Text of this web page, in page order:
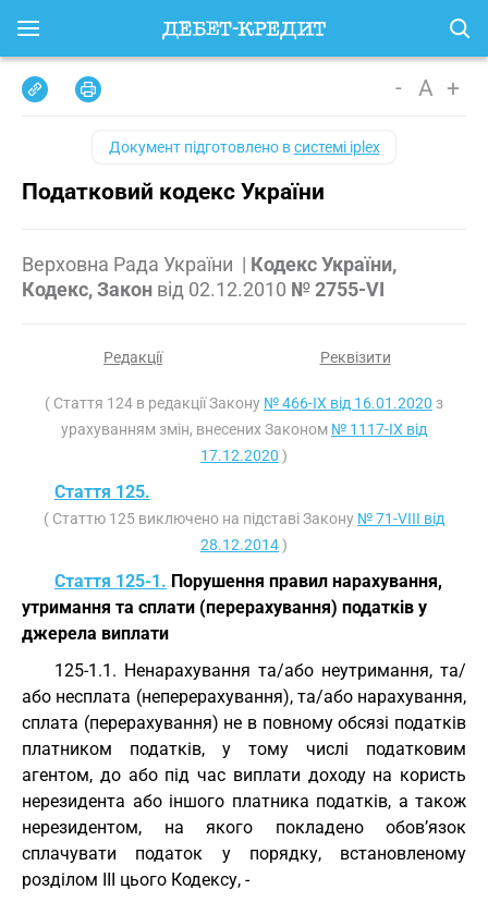
- A +
Документ підготовлено всистемі iplex
Податковий кодекс України
Верховна Рада України | Кодекс України,
Кодекс, Закон від 02.12.2010 № 2755-VI
Редакції Реквізити
( Стаття 124 в редакції Закону № 466-IX від 16.01.2020 з
урахуванням змін, внесених Законом № 1117-IX від
17.12.2020 )
Стаття 125.
( Статтю 125 виключено на підставі Закону № 71-VIII від
28.12.2014)
Стаття 125-1. Порушення правил нарахування,
утримання та сплати (перерахування) податків у
джерела виплати
125-1.1. Ненарахування та/або неутримання, та/
або несплата (неперерахування), та/або нарахування,
сплата (перерахування) не в повному обсязі податків
платником податків, у тому числі податковим
агентом, до або під час виплати доходу на користь
нерезидента або іншого платника податків, а також
нерезидентом, на якого покладено обов’язок
сплачувати податок у порядку, встановленому
розділом III цього Кодексу, -